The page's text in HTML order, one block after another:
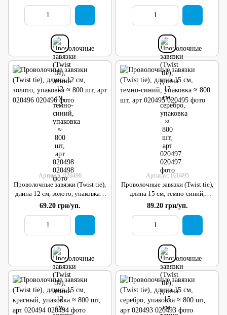
Артикул: 020496
Проволочные завязки (Twist tie),
длина 12 см, золото, упаковка ≈
800 шт, арт 020496
69.20 грн/уп.
Артикул: 020495
Проволочные завязки (Twist tie),
длина 15 см, темно-синий,
упаковка ≈ 800 шт, арт 020495
89.20 грн/уп.